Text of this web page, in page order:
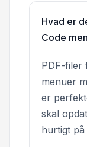
Hvad er
Code
PDF-filer
menuer
er
skal
hurtigt